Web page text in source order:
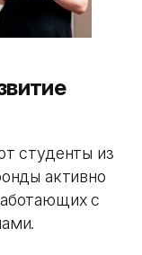
студенты из
активно
с